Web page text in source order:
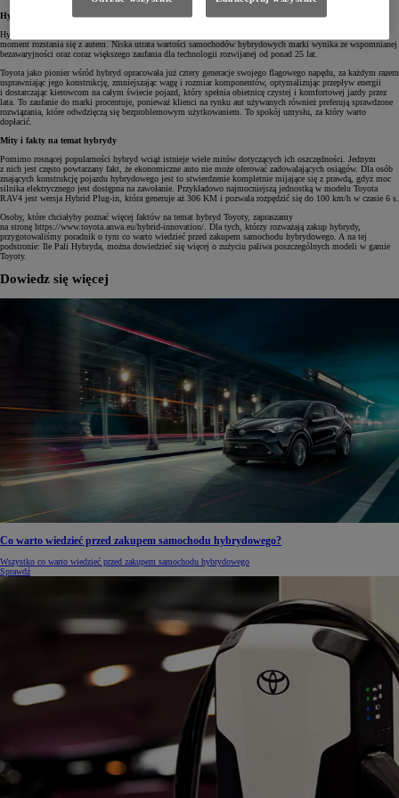
Hybrydy posiadają wyższą wartość odsprzedaży
Hybryda Toyoty generuje oszczędności przez cały okres użytkowania, aż do ostatniego dnia, gdy przychodzi
moment rozstania się z autem. Niska utrata wartości samochodów hybrydowych marki wynika ze wspomnianej
bezawaryjności oraz coraz większego zaufania dla technologii rozwijanej od ponad 25 lat.
Toyota jako pionier wśród hybryd opracowała już cztery generacje swojego flagowego napędu, za każdym razem
usprawniając jego konstrukcję, zmniejszając wagę i rozmiar komponentów, optymalizując przepływ energii
i dostarczając kierowcom na całym świecie pojazd, który spełnia obietnicę czystej i komfortowej jazdy przez
lata. To zaufanie do marki procentuje, ponieważ klienci na rynku aut używanych również preferują sprawdzone
rozwiązania, które odwdzięczą się bezproblemowym użytkowaniem. To spokój umysłu, za który warto
dopłacić.
Mity i fakty na temat hybrydy
Pomimo rosnącej popularności hybryd wciąż istnieje wiele mitów dotyczących ich oszczędności. Jednym
z nich jest często powtarzany fakt, że ekonomiczne auto nie może oferować zadowalających osiągów. Dla osób
znających konstrukcję pojazdu hybrydowego jest to stwierdzenie kompletnie mijające się z prawdą, gdyż moc
silnika elektrycznego jest dostępna na zawołanie. Przykładowo najmocniejszą jednostką w modelu Toyota
RAV4 jest wersja Hybrid Plug-in, która generuje aż 306 KM i pozwala rozpędzić się do 100 km/h w czasie 6 s.
Osoby, które chciałyby poznać więcej faktów na temat hybryd Toyoty, zapraszamy
na stronę https://www.toyota.anwa.eu/hybrid-innovation/. Dla tych, którzy rozważają zakup hybrydy,
przygotowaliśmy poradnik o tym co warto wiedzieć przed zakupem samochodu hybrydowego. A na tej
podstronie: Ile Pali Hybryda, można dowiedzieć się więcej o zużyciu paliwa poszczególnych modeli w gamie
Toyoty.
Dowiedz się więcej
Co warto wiedzieć przed zakupem samochodu hybrydowego?
Wszystko co warto wiedzieć przed zakupem samochodu hybrydowego
Sprawdź